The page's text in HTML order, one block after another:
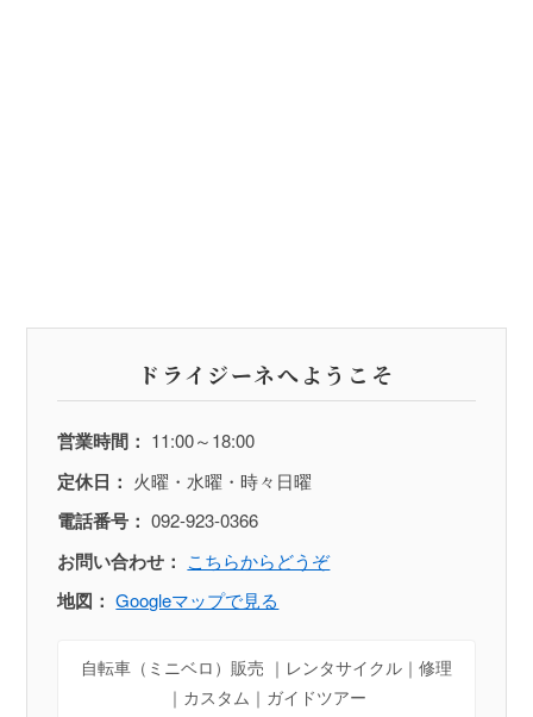
ドライジーネへようこそ
営業時間： 11:00～18:00
定休日： 火曜・水曜・時々日曜
電話番号： 092-923-0366
お問い合わせ： こちらからどうぞ
地図： Googleマップで見る
自転車（ミニベロ）販売 ｜レンタサイクル｜修理
｜カスタム｜ガイドツアー